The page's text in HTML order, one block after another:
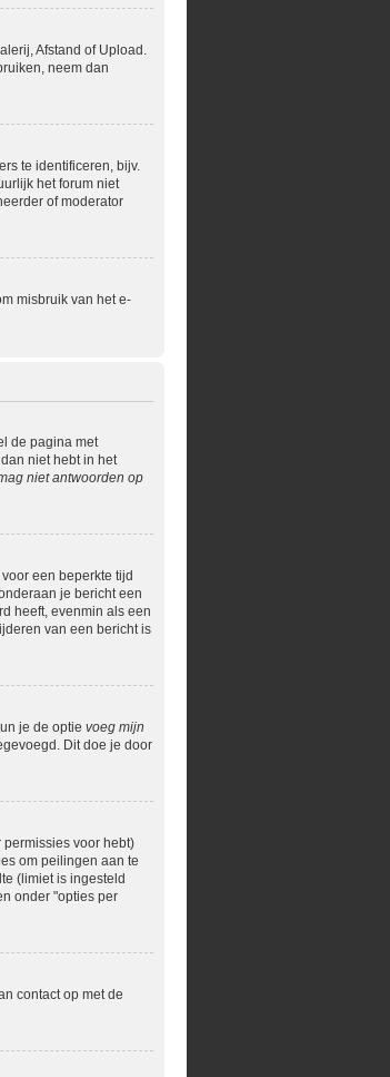
Afstand of Upload.
neem dan
te identificeren, bijv.
het forum niet
of moderator
misbruik van het e-
de pagina met
niet hebt in het
niet antwoorden op
een beperkte tijd
je bericht een
heeft, evenmin als een
van een bericht is
je de optie voeg mijn
Dit doe je door
voor hebt)
om peilingen aan te
(limiet is ingesteld
onder "opties per
contact op met de